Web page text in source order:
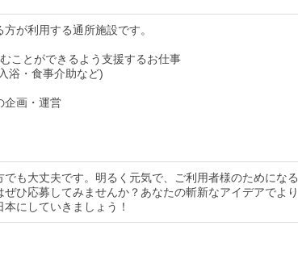
が利用する通所施設です。
ことができるよう支援するお仕事
浴・食事介助など)
企画・運営
も大丈夫です。明るく元気で、ご利用者様のためになる
ひ応募してみませんか？あなたの斬新なアイデアでより
にしていきましょう！